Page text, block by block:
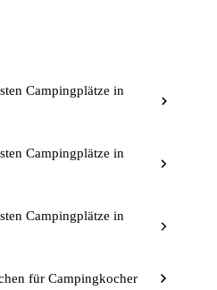
Campingplätze in
Campingplätze in
Campingplätze in
für Campingkocher